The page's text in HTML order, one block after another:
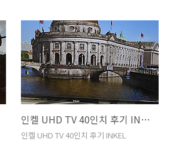
느낌 입니다. 21:9 비율의 동영상을 재생
할 때 편안하게 볼 수 있는 사이즈이죠. 삼
성모니터 S29E790C 사용을 해보면서 이
모니터가 적당한 곳을 생각해 본다면 좌
우측으로 넓게 놓고 작업을 해야하는 분
들에게 어울립니다. 동영상은 21:9 비율
로 된 영상을 재생시 좀 더 장점이 있으므
로 영상에 최적화가 되어있다고 말하긴
좀 애매합니다. 21:9 영화를 보는 용도 보
인켈 UHD TV 40인치 후기 INKEL SU40SK 사용기
인켈 UHD TV 40인치 후기 INKEL